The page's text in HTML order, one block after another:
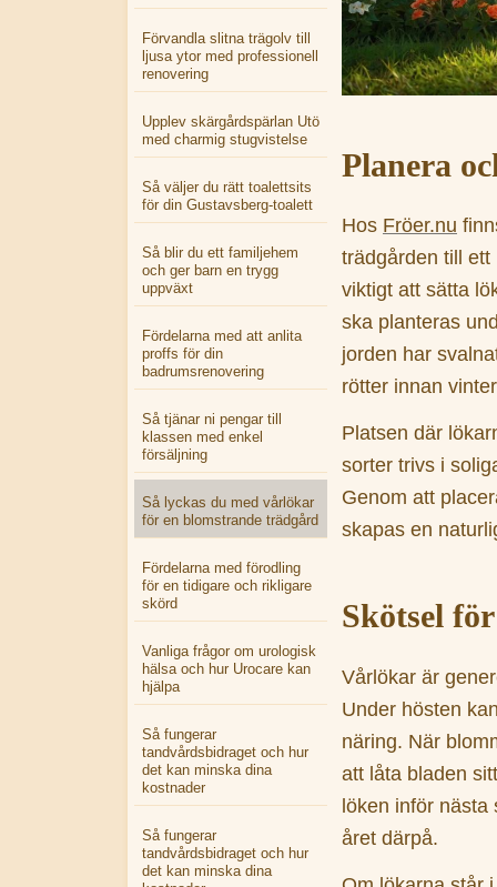
Planera
Hos Fröer.nu
trädgården till
viktigt att sätta
ska planteras
jorden har
rötter innan
Platsen där
sorter trivs i
Genom att
skapas en
Skötsel
Vårlökar är
Under hösten
näring. När
att låta bladen
löken inför nästa
året därpå.
Förvandla slitna trägolv till
ljusa ytor med professionell
renovering
Upplev skärgårdspärlan Utö
med charmig stugvistelse
Så väljer du rätt toalettsits
för din Gustavsberg-toalett
Så blir du ett familjehem
och ger barn en trygg
uppväxt
Fördelarna med att anlita
proffs för din
badrumsrenovering
Så tjänar ni pengar till
klassen med enkel
försäljning
Så lyckas du med vårlökar
för en blomstrande trädgård
Fördelarna med förodling
för en tidigare och rikligare
skörd
Vanliga frågor om urologisk
hälsa och hur Urocare kan
hjälpa
Så fungerar
tandvårdsbidraget och hur
det kan minska dina
kostnader
Så fungerar
tandvårdsbidraget och hur
det kan minska dina